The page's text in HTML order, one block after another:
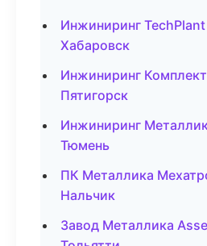
Инжиниринг
Хабаровск
Инжиниринг
Пятигорск
Инжиниринг
Тюмень
ПК Металлика
Нальчик
Завод Металлика